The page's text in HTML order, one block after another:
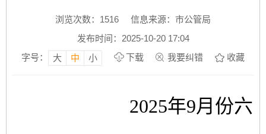
浏览次数： 1516
信息来源：市公管局
发布时间：2025-10-20 17:04
字号：
大 中 小 下载 我要纠错 收藏
2025年9月份六